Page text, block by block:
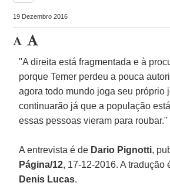
19 Dezembro 2016
"A direita está fragmentada e à
porque Temer perdeu a pouca
agora todo mundo joga seu próprio
continuarão já que a população
essas pessoas vieram para roubar."
A entrevista é de Dario Pignotti,
Página/12, 17-12-2016. A tradução
Denis Lucas.